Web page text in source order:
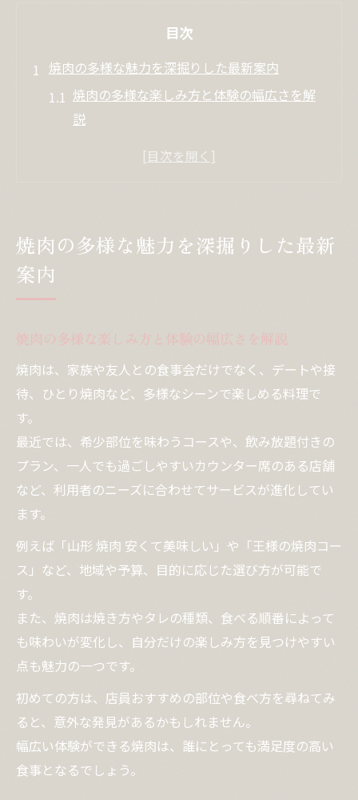
目次
焼肉の多様な魅力を深掘りした最新案内
焼肉の多様な楽しみ方と体験の幅広さを解
説
焼肉の伝統と最新トレンドを徹底比較
今どきの焼肉体験を満喫するコツと心得
焼肉デートで印象を良くする振る舞い
焼肉の多様な注文スタイルを知ろう
焼肉をより美味しく楽しむための食べ方
多様な焼肉の文化と新しい楽しみ方
焼肉文化の違いと新しい体験方法を紹介
全国に広がる焼肉の多様な伝統と魅力
焼肉の多様性が生むコミュニケーション術
焼肉の文化背景と食体験の深い関係
焼肉がデートや会食に最適な理由を解説
焼肉で距離が縮まるコミュニケーション術
焼肉の雰囲気が与える印象と話題性
焼肉デートを成功させる気配りポイント
多様な焼肉体験が生む思い出作りの魅力
焼肉選びで満足度を上げる注目ポイント
焼肉の多様な魅力を深掘りした最新
案内
焼肉の多様な楽しみ方と体験の幅広さを解説
焼肉は、家族や友人との食事会だけでなく、デートや接
待、ひとり焼肉など、多様なシーンで楽しめる料理で
す。
最近では、希少部位を味わうコースや、飲み放題付きの
プラン、一人でも過ごしやすいカウンター席のある店舗
など、利用者のニーズに合わせてサービスが進化してい
ます。
例えば「山形 焼肉 安くて美味しい」や「王様の焼肉コー
ス」など、地域や予算、目的に応じた選び方が可能で
す。
また、焼肉は焼き方やタレの種類、食べる順番によって
も味わいが変化し、自分だけの楽しみ方を見つけやすい
点も魅力の一つです。
初めての方は、店員おすすめの部位や食べ方を尋ねてみ
ると、意外な発見があるかもしれません。
幅広い体験ができる焼肉は、誰にとっても満足度の高い
食事となるでしょう。